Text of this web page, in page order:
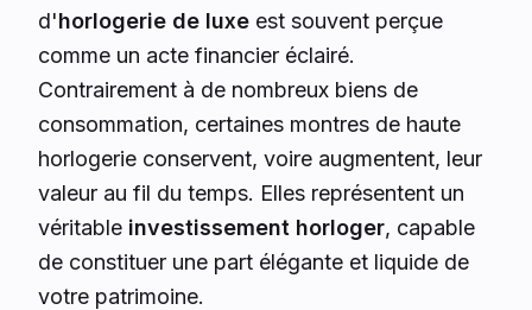
d'horlogerie de luxe est souvent perçue
comme un acte financier éclairé.
Contrairement à de nombreux biens de
consommation, certaines montres de haute
horlogerie conservent, voire augmentent, leur
valeur au fil du temps. Elles représentent un
véritable investissement horloger, capable
de constituer une part élégante et liquide de
votre patrimoine.